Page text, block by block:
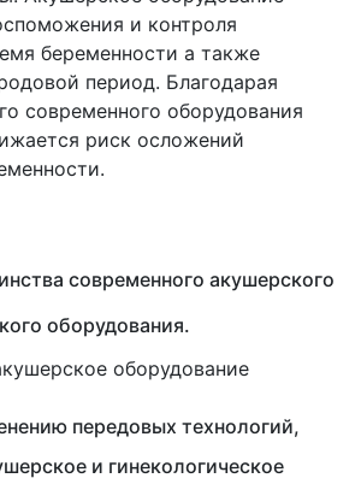
и контроля
беременности а также
период. Благодарая
современного оборудования
риск осложений
современного акушерского
оборудования.
передовых технологий,
и гинекологическое